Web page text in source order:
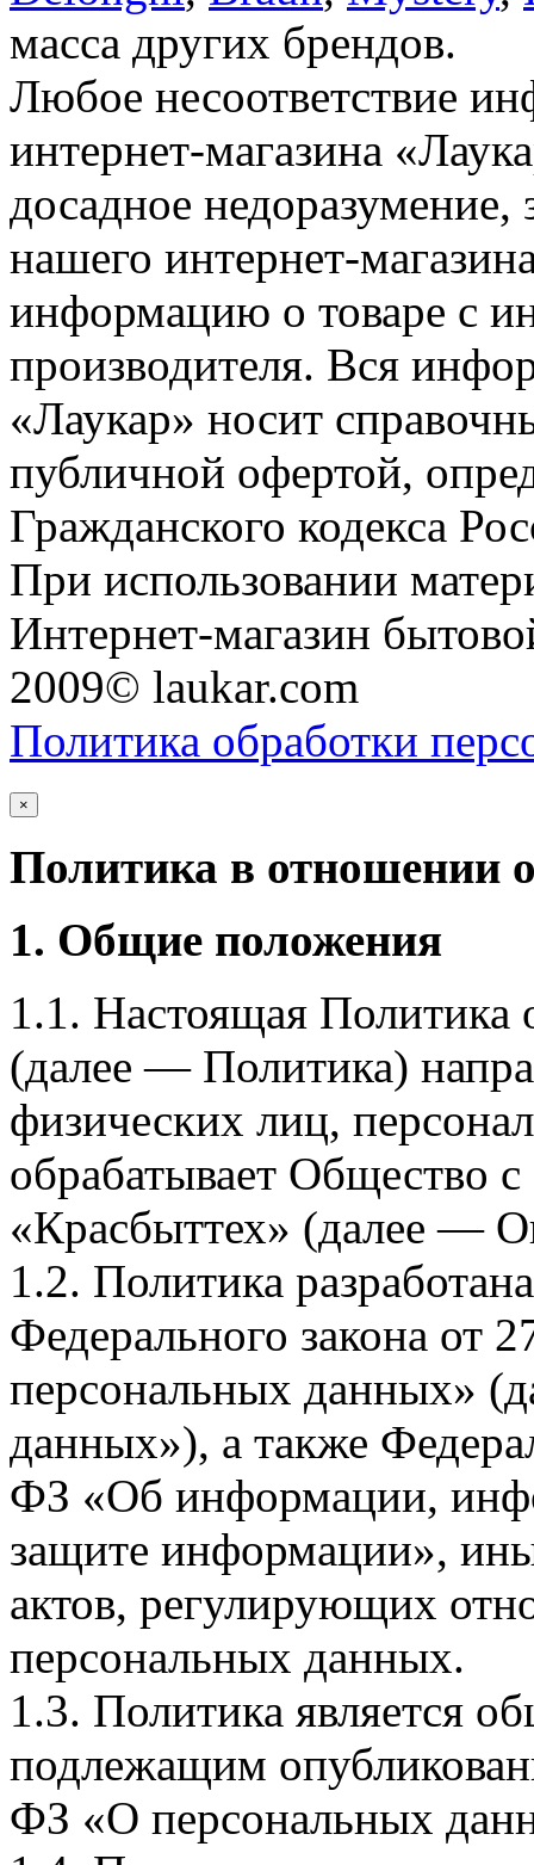
масса других брендов.
Любое несоответствие
интернет-магазина
досадное недоразумение,
нашего интернет-
информацию о товаре с
производителя. Вся
«Лаукар» носит
публичной офертой,
Гражданского кодекса
При использовании
Интернет-магазин
2009© laukar.com
Политика обработки
×
Политика в отношении
1. Общие положения
1.1. Настоящая Политика
(далее — Политика)
физических лиц,
обрабатывает Общество
«Красбыттех» (далее —
1.2. Политика
Федерального закона
персональных данных»
данных»), а также
ФЗ «Об информации,
защите информации»,
актов, регулирующих
персональных данных.
1.3. Политика является
подлежащим
ФЗ «О персональных